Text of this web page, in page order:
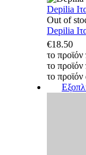
Depilia
Out of
Depilia
€18.50
το
το
το